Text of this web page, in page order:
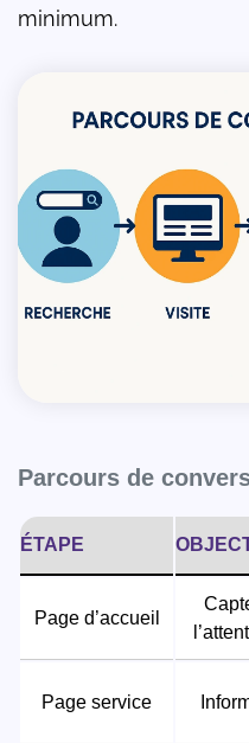
minimum.
Parcours de
ÉTAPE
Page d’accueil
Page service